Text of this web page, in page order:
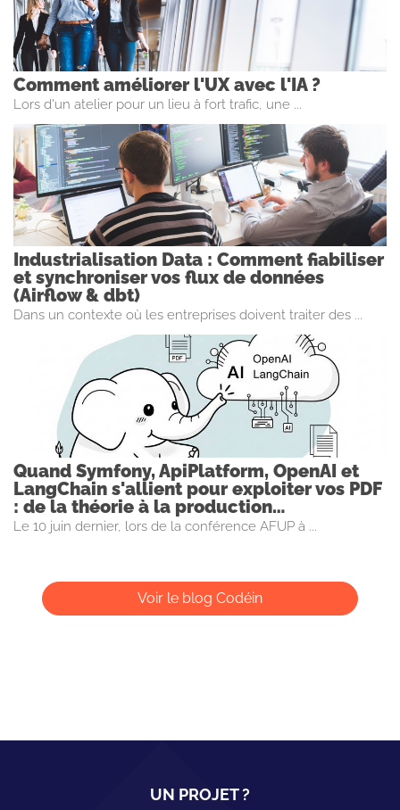
Comment améliorer l'UX avec l'IA ?
Lors d'un atelier pour un lieu à fort trafic, une ...
Industrialisation Data : Comment fiabiliser
et synchroniser vos flux de données
(Airflow & dbt)
Dans un contexte où les entreprises doivent traiter des ...
Quand Symfony, ApiPlatform, OpenAI et
LangChain s'allient pour exploiter vos PDF
: de la théorie à la production…
Le 10 juin dernier, lors de la conférence AFUP à ...
Voir le blog Codéin
UN PROJET ?